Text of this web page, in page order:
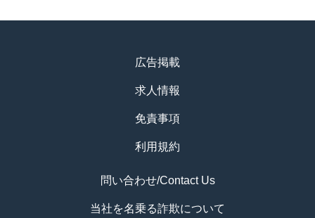
広告掲載
求人情報
免責事項
利用規約
問い合わせ/Contact Us
当社を名乗る詐欺について